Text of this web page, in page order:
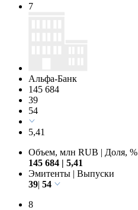
7
Альфа-Банк
145 684
39
54
5,41
Объем, млн RUB | Доля, %
145 684 | 5,41
Эмитенты | Выпуски
39| 54
8